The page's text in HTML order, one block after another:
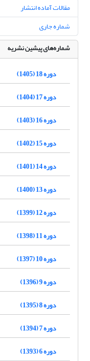
مقالات آماده انتشار
شماره جاری
شماره‌های پیشین نشریه
دوره 18 (1405)
دوره 17 (1404)
دوره 16 (1403)
دوره 15 (1402)
دوره 14 (1401)
دوره 13 (1400)
دوره 12 (1399)
دوره 11 (1398)
دوره 10 (1397)
دوره 9 (1396)
دوره 8 (1395)
دوره 7 (1394)
دوره 6 (1393)